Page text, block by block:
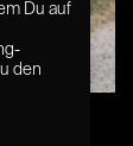
auf
Du auf
den